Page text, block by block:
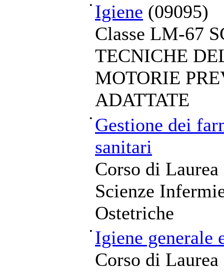
• Igiene (09095)
Classe LM-67
TECNICHE
MOTORIE
ADATTATE
• Gestione dei
sanitari
Corso di
Scienze
Ostetriche
• Igiene generale
Corso di